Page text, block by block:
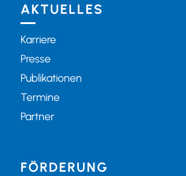
AKTUELLES
Karriere
Presse
Publikationen
Termine
Partner
FÖRDERUNG